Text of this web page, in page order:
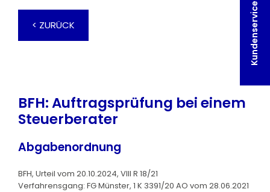
Kundenservice
< ZURÜCK
BFH: Auftragsprüfung bei einem
Steuerberater
Abgabenordnung
BFH, Urteil vom 20.10.2024, VIII R 18/21
Verfahrensgang: FG Münster, 1 K 3391/20 AO vom 28.06.2021